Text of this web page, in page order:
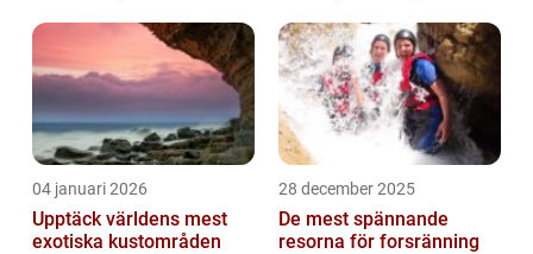
04 januari 2026
Upptäck världens mest
exotiska kustområden
28 december 2025
De mest spännande
resorna för forsränning